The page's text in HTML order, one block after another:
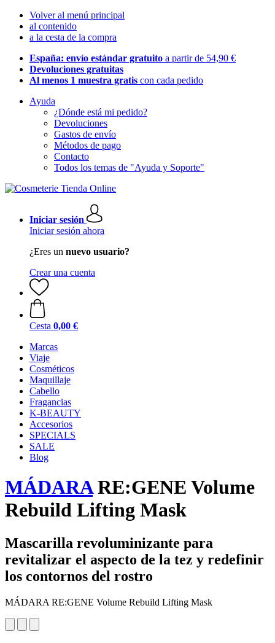
Volver al menú principal
al contenido
a la cesta de la compra
España: envío estándar gratuito a partir de 54,90 €
Devoluciones gratuitas
Al menos 1 muestra gratis con cada pedido
Ayuda
¿Dónde está mi pedido?
Devoluciones
Gastos de envío
Métodos de pago
Contacto
Todos los temas de "Ayuda y Soporte"
Iniciar sesión
Iniciar sesión ahora
¿Eres un nuevo usuario?
Crear una cuenta
Cesta 0,00 €
Marcas
Viaje
Cosméticos
Maquillaje
Cabello
Fragancias
K-BEAUTY
Accesorios
SPECIALS
SALE
Blog
MÁDARARE:GENE Volume
Rebuild Lifting Mask
Mascarilla revoluminizante para
revitalizar el aspecto de la tez y redefinir
los contornos del rostro
MÁDARA RE:GENE Volume Rebuild Lifting Mask